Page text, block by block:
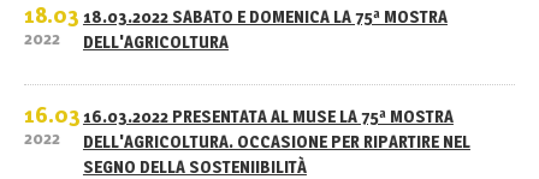
18.03
2022
18.03.2022 SABATO E DOMENICA LA 75ª MOSTRA
DELL'AGRICOLTURA
16.03
2022
16.03.2022 PRESENTATA AL MUSE LA 75ª MOSTRA
DELL'AGRICOLTURA. OCCASIONE PER RIPARTIRE NEL
SEGNO DELLA SOSTENIIBILITÀ